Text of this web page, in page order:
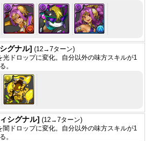
グナル] (12→7ターン)
光ドロップに変化。自分以外の味方スキルが1
。
シグナル] (12→7ターン)
闇ドロップに変化。自分以外の味方スキルが1
。